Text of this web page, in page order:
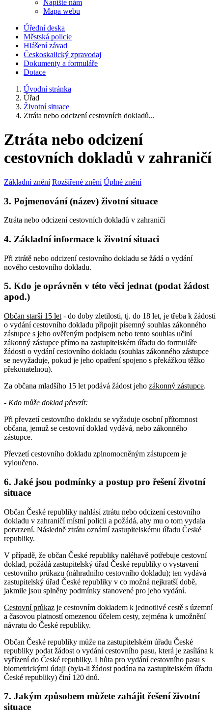
Napište nám
Mapa webu
Úřední deska
Městská policie
Hlášení závad
Českoskalický zpravodaj
Dokumenty a formuláře
Dotace
Úvodní stránka
Úřad
Životní situace
Ztráta nebo odcizení cestovních dokladů...
Ztráta nebo odcizení
cestovních dokladů v zahraničí
Základní znění Rozšířené znění Úplné znění
3. Pojmenování (název) životní situace
Ztráta nebo odcizení cestovních dokladů v zahraničí
4. Základní informace k životní situaci
Při ztrátě nebo odcizení cestovního dokladu se žádá o vydání
nového cestovního dokladu.
5. Kdo je oprávněn v této věci jednat (podat žádost
apod.)
Občan starší 15 let - do doby zletilosti, tj. do 18 let, je třeba k žádosti
o vydání cestovního dokladu připojit písemný souhlas zákonného
zástupce s jeho ověřeným podpisem nebo tento souhlas učiní
zákonný zástupce přímo na zastupitelském úřadu do formuláře
žádosti o vydání cestovního dokladu (souhlas zákonného zástupce
se nevyžaduje, pokud je jeho opatření spojeno s překážkou těžko
překonatelnou).
Za občana mladšího 15 let podává žádost jeho zákonný zástupce.
- Kdo může doklad převzít:
Při převzetí cestovního dokladu se vyžaduje osobní přítomnost
občana, jemuž se cestovní doklad vydává, nebo zákonného
zástupce.
Převzetí cestovního dokladu zplnomocněným zástupcem je
vyloučeno.
6. Jaké jsou podmínky a postup pro řešení životní
situace
Občan České republiky nahlásí ztrátu nebo odcizení cestovního
dokladu v zahraničí místní policii a požádá, aby mu o tom vydala
potvrzení. Následně ztrátu oznámí zastupitelskému úřadu České
republiky.
V případě, že občan České republiky naléhavě potřebuje cestovní
doklad, požádá zastupitelský úřad České republiky o vystavení
cestovního průkazu (náhradního cestovního dokladu); ten vydává
zastupitelský úřad České republiky v co možná nejkratší době,
jakmile jsou splněny podmínky stanovené pro jeho vydání.
Cestovní průkaz je cestovním dokladem k jednotlivé cestě s územní
a časovou platností omezenou účelem cesty, zejména k umožnění
návratu do České republiky.
Občan České republiky může na zastupitelském úřadu České
republiky podat žádost o vydání cestovního pasu, která je zasílána k
vyřízení do České republiky. Lhůta pro vydání cestovního pasu s
biometrickými údaji (byla-li žádost podána na zastupitelském úřadu
České republiky) činí 120 dnů.
7. Jakým způsobem můžete zahájit řešení životní
situace